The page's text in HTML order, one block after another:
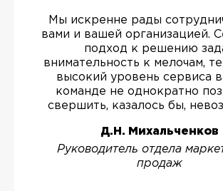
Мы искренне рады
вами и вашей организацией.
подход к решению
внимательность к мелочам,
высокий уровень сервиса
команде не однократно
свершить, казалось бы,
Д.Н. Михальченков
Руководитель отдела
продаж